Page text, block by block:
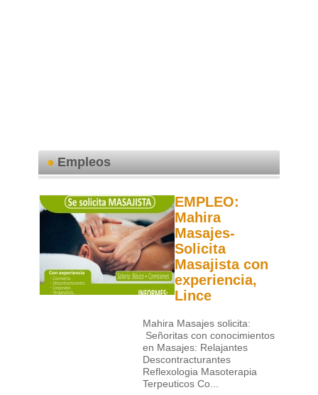
Empleos
EMPLEO:
Mahira
Masajes-
Solicita
Masajista con
experiencia,
Lince
Mahira Masajes solicita:
Señoritas con conocimientos
en Masajes: Relajantes
Descontracturantes
Reflexologia Masoterapia
Terpeuticos Co...